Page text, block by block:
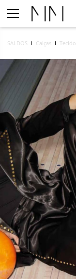
SALDOS Calças Tecido